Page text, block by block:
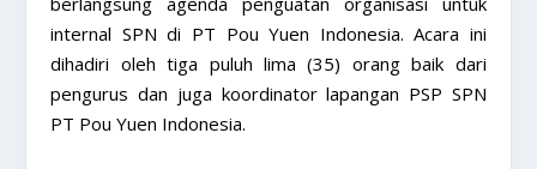
internal SPN di PT Pou Yuen Indonesia. Acara ini
dihadiri oleh tiga puluh lima (35) orang baik dari
pengurus dan juga koordinator lapangan PSP SPN
PT Pou Yuen Indonesia.